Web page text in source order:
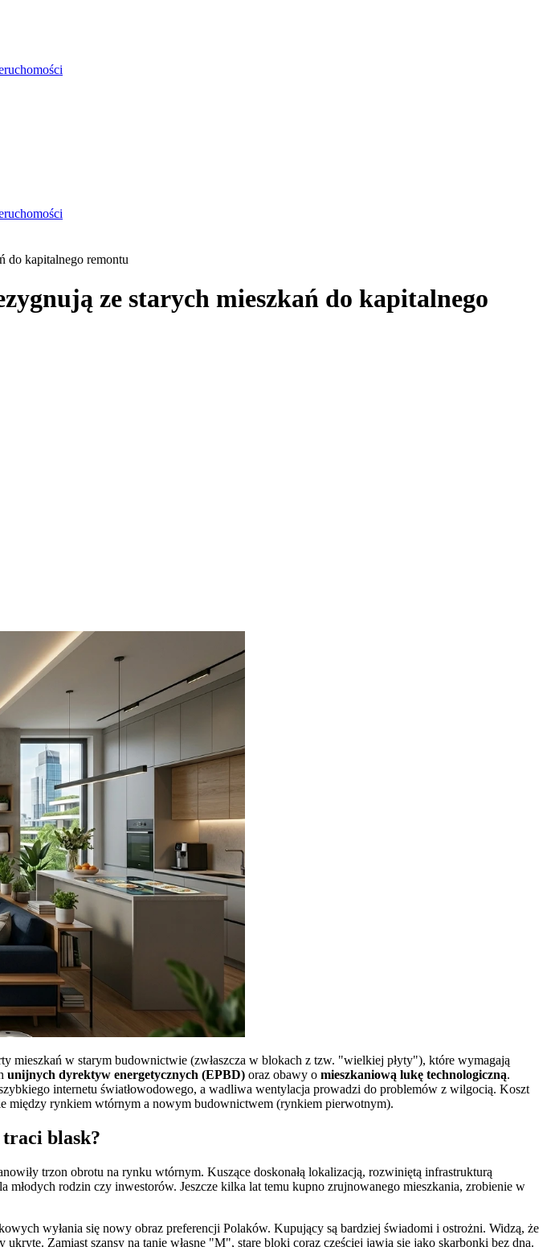
do kapitalnego remontu
ze starych mieszkań do kapitalnego
mieszkań w starym budownictwie (zwłaszcza w blokach z tzw. "wielkiej płyty"), które wymagają
unijnych dyrektyw energetycznych (EPBD) oraz obawy o mieszkaniową lukę technologiczną.
internetu światłowodowego, a wadliwa wentylacja prowadzi do problemów z wilgocią. Koszt
między rynkiem wtórnym a nowym budownictwem (rynkiem pierwotnym).
blask?
trzon obrotu na rynku wtórnym. Kuszące doskonałą lokalizacją, rozwiniętą infrastrukturą
rodzin czy inwestorów. Jeszcze kilka lat temu kupno zrujnowanego mieszkania, zrobienie w
wyłania się nowy obraz preferencji Polaków. Kupujący są bardziej świadomi i ostrożni. Widzą, że
Zamiast szansy na tanie własne "M", stare bloki coraz częściej jawią się jako skarbonki bez dna.